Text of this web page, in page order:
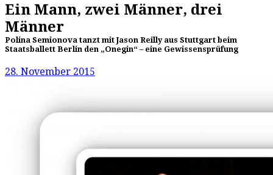
Ein Mann, zwei Männer, drei
Männer
Polina Semionova tanzt mit Jason Reilly aus Stuttgart beim
Staatsballett Berlin den „Onegin“ – eine Gewissensprüfung
28. November 2015